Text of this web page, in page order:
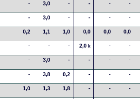
- 3,0 - - - -
- 3,0 - - - -
0,2 1,1 1,0 0,0 0,0 0,0
- - - 2,0k - -
- 3,0 - - - -
- 3,8 0,2 - - -
1,0 1,3 1,8 - - -